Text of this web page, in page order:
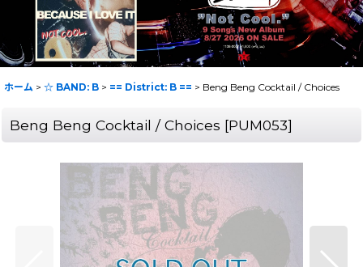
ホーム > ☆ BAND: B > == District: B == > Beng Beng Cocktail / Choices
Beng Beng Cocktail / Choices [PUM053]